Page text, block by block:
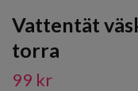
Vattentät
torra
99 kr